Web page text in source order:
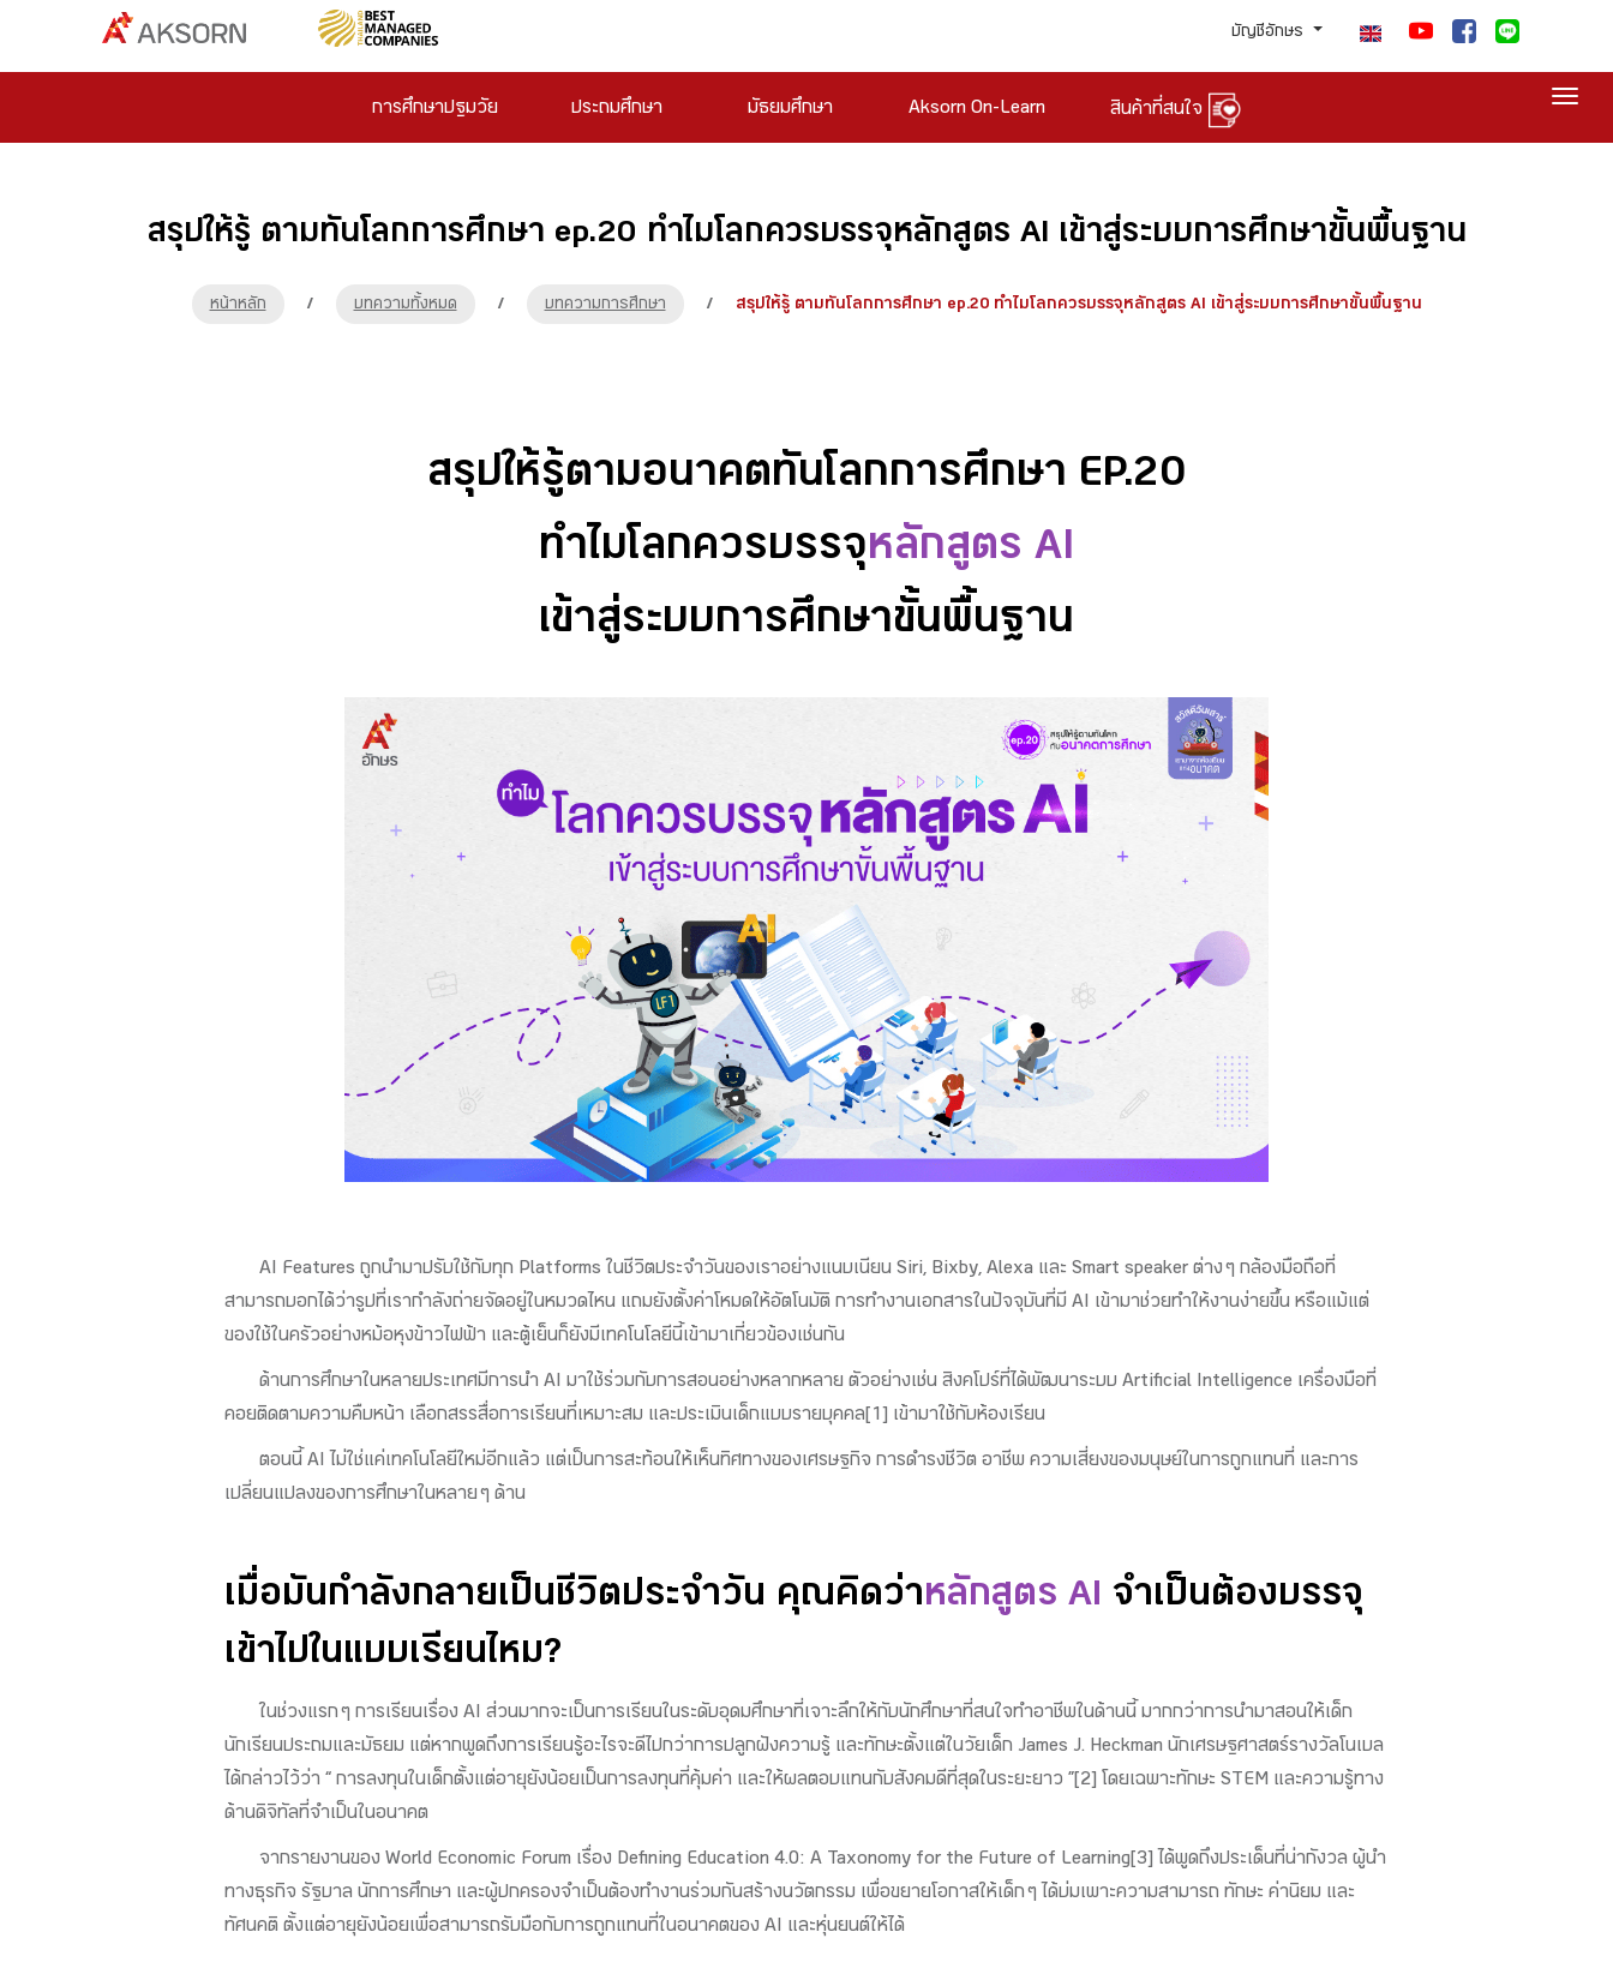
บัญชีอักษร
การศึกษาปฐมวัย ประถมศึกษา มัธยมศึกษา Aksorn On-Learn สินค้าที่สนใจ
สรุปให้รู้ ตามทันโลกการศึกษา ep.20 ทำไมโลกควรบรรจุหลักสูตร AI เข้าสู่ระบบการศึกษาขั้นพื้นฐาน
หน้าหลัก / บทความทั้งหมด / บทความการศึกษา / สรุปให้รู้ ตามทันโลกการศึกษา ep.20 ทำไมโลกควรบรรจุหลักสูตร AI เข้าสู่ระบบการศึกษาขั้นพื้นฐาน
สรุปให้รู้ตามอนาคตทันโลกการศึกษา EP.20
ทำไมโลกควรบรรจุหลักสูตร AI
เข้าสู่ระบบการศึกษาขั้นพื้นฐาน
AI Features ถูกนำมาปรับใช้กับทุก Platforms ในชีวิตประจำวันของเราอย่างแนบเนียน Siri, Bixby, Alexa และ Smart speaker ต่าง ๆ กล้องมือถือที่
สามารถบอกได้ว่ารูปที่เรากำลังถ่ายจัดอยู่ในหมวดไหน แถมยังตั้งค่าโหมดให้อัตโนมัติ การทำงานเอกสารในปัจจุบันที่มี AI เข้ามาช่วยทำให้งานง่ายขึ้น หรือแม้แต่
ของใช้ในครัวอย่างหม้อหุงข้าวไฟฟ้า และตู้เย็นก็ยังมีเทคโนโลยีนี้เข้ามาเกี่ยวข้องเช่นกัน
ด้านการศึกษาในหลายประเทศมีการนำ AI มาใช้ร่วมกับการสอนอย่างหลากหลาย ตัวอย่างเช่น สิงคโปร์ที่ได้พัฒนาระบบ Artificial Intelligence เครื่องมือที่
คอยติดตามความคืบหน้า เลือกสรรสื่อการเรียนที่เหมาะสม และประเมินเด็กแบบรายบุคคล[1] เข้ามาใช้กับห้องเรียน
ตอนนี้ AI ไม่ใช่แค่เทคโนโลยีใหม่อีกแล้ว แต่เป็นการสะท้อนให้เห็นทิศทางของเศรษฐกิจ การดำรงชีวิต อาชีพ ความเสี่ยงของมนุษย์ในการถูกแทนที่ และการ
เปลี่ยนแปลงของการศึกษาในหลาย ๆ ด้าน
เมื่อมันกำลังกลายเป็นชีวิตประจำวัน คุณคิดว่าหลักสูตร AI จำเป็นต้องบรรจุ
เข้าไปในแบบเรียนไหม?
ในช่วงแรก ๆ การเรียนเรื่อง AI ส่วนมากจะเป็นการเรียนในระดับอุดมศึกษาที่เจาะลึกให้กับนักศึกษาที่สนใจทำอาชีพในด้านนี้ มากกว่าการนำมาสอนให้เด็ก
นักเรียนประถมและมัธยม แต่หากพูดถึงการเรียนรู้อะไรจะดีไปกว่าการปลูกฝังความรู้ และทักษะตั้งแต่ในวัยเด็ก James J. Heckman นักเศรษฐศาสตร์รางวัลโนเบล
ได้กล่าวไว้ว่า “ การลงทุนในเด็กตั้งแต่อายุยังน้อยเป็นการลงทุนที่คุ้มค่า และให้ผลตอบแทนกับสังคมดีที่สุดในระยะยาว ”[2] โดยเฉพาะทักษะ STEM และความรู้ทาง
ด้านดิจิทัลที่จำเป็นในอนาคต
จากรายงานของ World Economic Forum เรื่อง Defining Education 4.0: A Taxonomy for the Future of Learning[3] ได้พูดถึงประเด็นที่น่ากังวล ผู้นำ
ทางธุรกิจ รัฐบาล นักการศึกษา และผู้ปกครองจำเป็นต้องทำงานร่วมกันสร้างนวัตกรรม เพื่อขยายโอกาสให้เด็ก ๆ ได้บ่มเพาะความสามารถ ทักษะ ค่านิยม และ
ทัศนคติ ตั้งแต่อายุยังน้อยเพื่อสามารถรับมือกับการถูกแทนที่ในอนาคตของ AI และหุ่นยนต์ให้ได้